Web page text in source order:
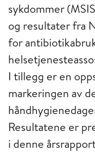
sykdommer
og resultater fra
for
I tillegg er en
markeringen av
Resultatene er
i denne